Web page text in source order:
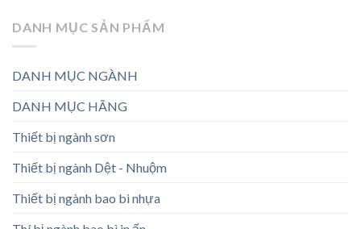
DANH MỤC SẢN PHẨM
DANH MỤC NGÀNH
DANH MỤC HÃNG
Thiết bị ngành sơn
Thiết bị ngành Dệt - Nhuộm
Thiết bị ngành bao bì nhựa